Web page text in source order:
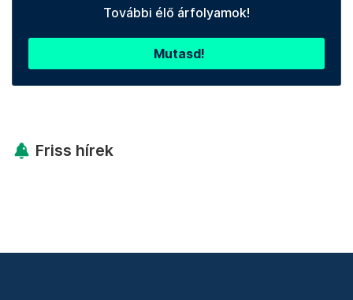
További élő árfolyamok!
Mutasd!
Friss hírek